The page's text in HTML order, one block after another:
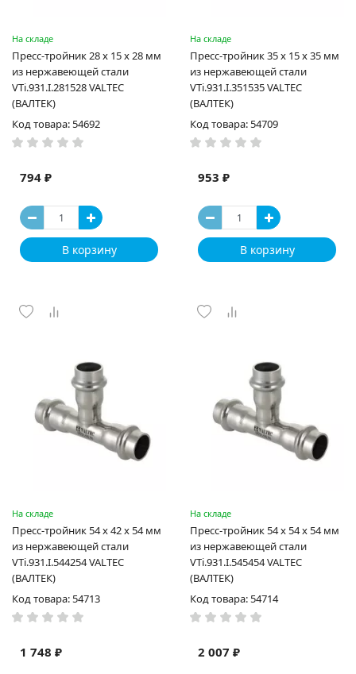
На складе
Пресс-тройник 28 х 15 х 28 мм
из нержавеющей стали
VTi.931.I.281528 VALTEC
(ВАЛТЕК)
Код товара: 54692
794 ₽
В корзину
На складе
Пресс-тройник 35 х 15 х 35 мм
из нержавеющей стали
VTi.931.I.351535 VALTEC
(ВАЛТЕК)
Код товара: 54709
953 ₽
В корзину
На складе
Пресс-тройник 54 х 42 х 54 мм
из нержавеющей стали
VTi.931.I.544254 VALTEC
(ВАЛТЕК)
Код товара: 54713
1 748 ₽
На складе
Пресс-тройник 54 х 54 х 54 мм
из нержавеющей стали
VTi.931.I.545454 VALTEC
(ВАЛТЕК)
Код товара: 54714
2 007 ₽